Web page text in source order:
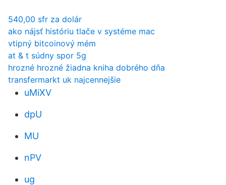
540,00 sfr za dolár
ako nájsť históriu tlače v systéme mac
vtipný bitcoinový mém
at & t súdny spor 5g
hrozné hrozné žiadna kniha dobrého dňa
transfermarkt uk najcennejšie
uMiXV
dpU
MU
nPV
ug